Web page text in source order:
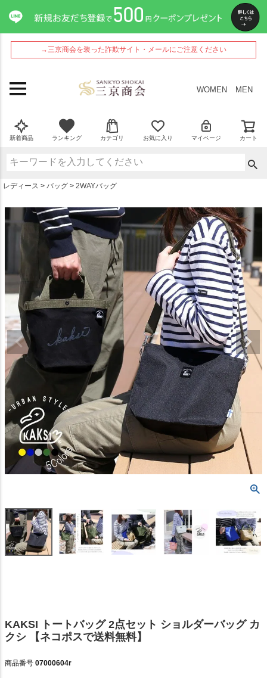
→三京商会を装った詐欺サイト・メールにご注意ください
WOMEN MEN
新着商品 ランキング カテゴリ お気に入り マイページ カート
レディース バッグ 2WAYバッグ
KAKSI トートバッグ 2点セット ショルダーバッグ カ
クシ 【ネコポスで送料無料】
商品番号 07000604r
ペー
ジト
ップ
へ